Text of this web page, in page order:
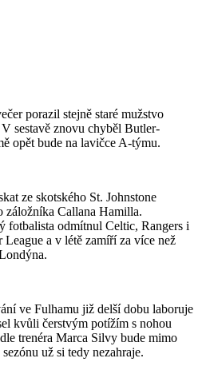
porazil stejně staré mužstvo
sestavě znovu chyběl Butler-
opět bude na lavičce A-týmu.
ze skotského St. Johnstone
záložníka Callana Hamilla.
fotbalista odmítnul Celtic, Rangers i
a v létě zamíří za více než
ve Fulhamu již delší dobu laboruje
kvůli čerstvým potížím s nohou
trenéra Marca Silvy bude mimo
už si tedy nezahraje.